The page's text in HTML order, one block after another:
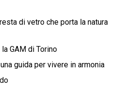
di vetro che porta la natura
GAM di Torino
guida per vivere in armonia